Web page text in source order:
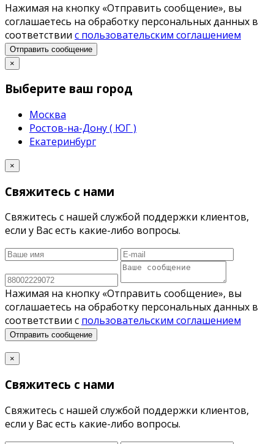
Нажимая на кнопку «Отправить сообщение», вы
соглашаетесь на обработку персональных данных в
соответствии с пользовательским соглашением
Отправить сообщение
×
Выберите ваш город
Москва
Ростов-на-Дону ( ЮГ )
Екатеринбург
×
Свяжитесь с нами
Свяжитесь с нашей службой поддержки клиентов,
если у Вас есть какие-либо вопросы.
Нажимая на кнопку «Отправить сообщение», вы
соглашаетесь на обработку персональных данных в
соответствии с пользовательским соглашением
Отправить сообщение
×
Свяжитесь с нами
Свяжитесь с нашей службой поддержки клиентов,
если у Вас есть какие-либо вопросы.